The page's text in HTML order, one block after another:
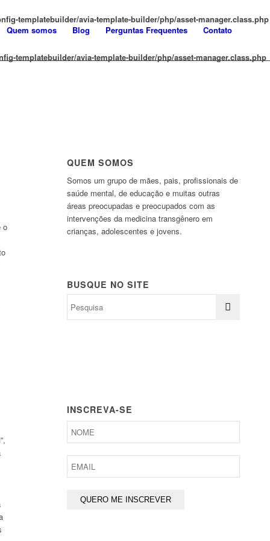
templatebuilder/avia-template-builder/php/asset-manager.class.php
templatebuilder/avia-template-builder/php/asset-manager.class.php
Quem somos Blog Perguntas Frequentes Contato
o
QUEM SOMOS
Somos um grupo de mães, pais, profissionais de
saúde mental, de educação e muitas outras
áreas preocupadas e preocupados com as
intervenções da medicina transgênero em
crianças, adolescentes e jovens.
BUSQUE NO SITE
INSCREVA-SE